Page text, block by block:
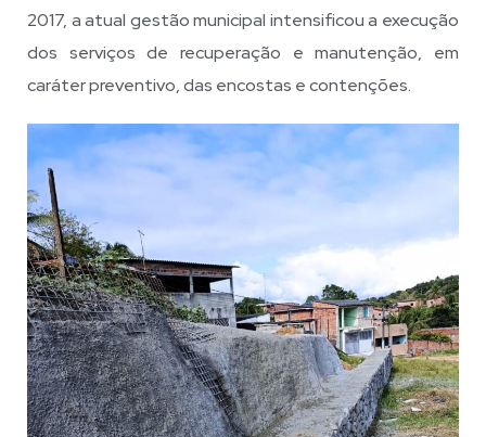
2017, a atual gestão municipal intensificou a execução
dos serviços de recuperação e manutenção, em
caráter preventivo, das encostas e contenções.